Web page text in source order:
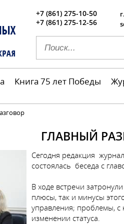
+7 (861) 275-10-50
+7 (861) 275-12-56
Книга 75 лет Победы
ГЛАВНЫЙ
Сегодня редакция
состоялась беседа с
В ходе встречи
плюсы, так и минусы
управления; проблемы, с
изменении статуса.